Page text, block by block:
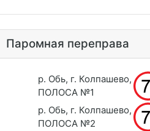
Паромная переправа
р. Обь, г. Колпашево,
ПОЛОСА №1
р. Обь, г. Колпашево,
ПОЛОСА №2